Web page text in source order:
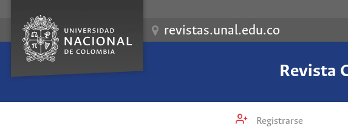
revistas.unal.edu.co
Revista
Registrarse